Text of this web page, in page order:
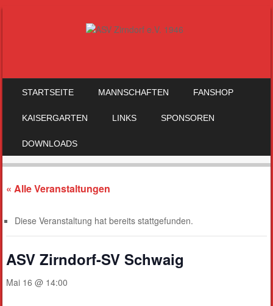
STARTSEITE MANNSCHAFTEN FANSHOP
KAISERGARTEN LINKS SPONSOREN
DOWNLOADS
« Alle Veranstaltungen
Diese Veranstaltung hat bereits stattgefunden.
ASV Zirndorf-SV Schwaig
Mai 16 @ 14:00